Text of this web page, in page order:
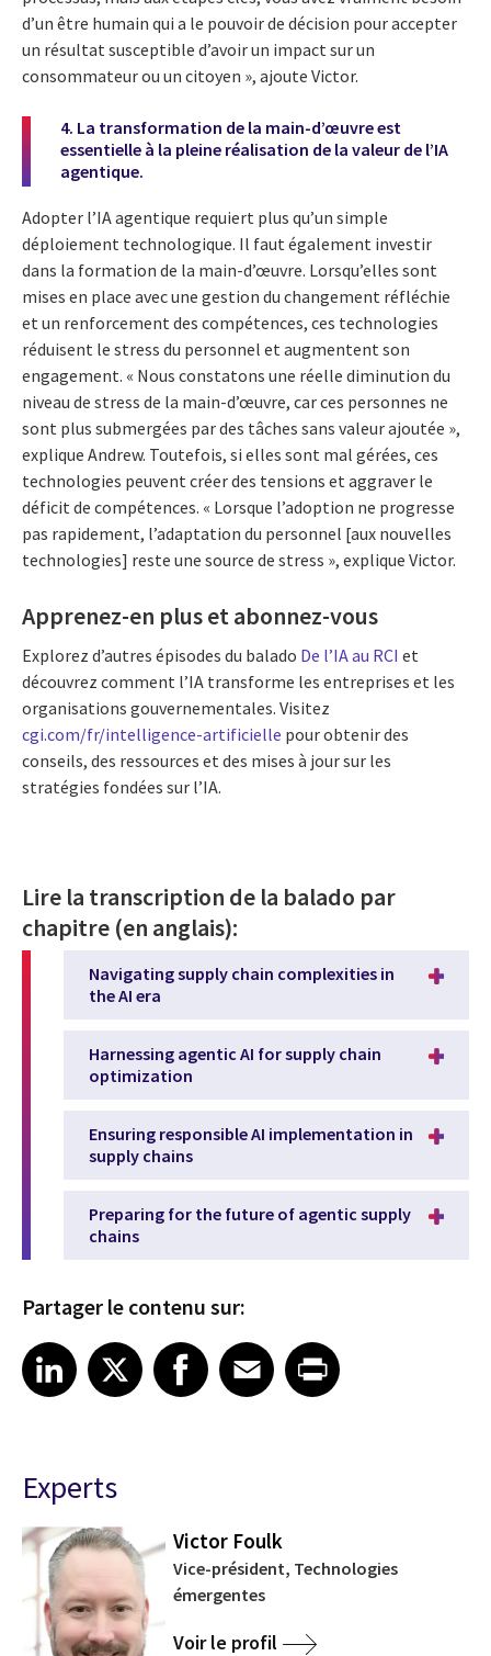
d’un être humain qui a le pouvoir de décision pour accepter
un résultat susceptible d’avoir un impact sur un
consommateur ou un citoyen », ajoute Victor.
4. La transformation de la main-d’œuvre est
essentielle à la pleine réalisation de la valeur de l’IA
agentique.
Adopter l’IA agentique requiert plus qu’un simple
déploiement technologique. Il faut également investir
dans la formation de la main-d’œuvre. Lorsqu’elles sont
mises en place avec une gestion du changement réfléchie
et un renforcement des compétences, ces technologies
réduisent le stress du personnel et augmentent son
engagement. « Nous constatons une réelle diminution du
niveau de stress de la main-d’œuvre, car ces personnes ne
sont plus submergées par des tâches sans valeur ajoutée »,
explique Andrew. Toutefois, si elles sont mal gérées, ces
technologies peuvent créer des tensions et aggraver le
déficit de compétences. « Lorsque l’adoption ne progresse
pas rapidement, l’adaptation du personnel [aux nouvelles
technologies] reste une source de stress », explique Victor.
Apprenez-en plus et abonnez-vous
Explorez d’autres épisodes du balado De l’IA au RCI et
découvrez comment l’IA transforme les entreprises et les
organisations gouvernementales. Visitez
cgi.com/fr/intelligence-artificielle pour obtenir des
conseils, des ressources et des mises à jour sur les
stratégies fondées sur l’IA.
Lire la transcription de la balado par
chapitre (en anglais):
Navigating supply chain complexities in
the AI era
Harnessing agentic AI for supply chain
optimization
Ensuring responsible AI implementation in
supply chains
Preparing for the future of agentic supply
chains
Partager le contenu sur:
Share article on LinkedIn
LinkedIn
Share article on XShare article on Facebook
Facebook
Share article on Email
EmailShare article on Print
Experts
Victor Foulk
Vice-président, Technologies
émergentes
Voir le profil